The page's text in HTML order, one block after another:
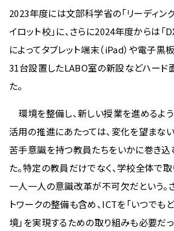
2023年度には文部科学省の「リーディン
イロット校」に、さらに2024年度からは「
によってタブレット端末（iPad）や電子黒
31台設置したLABO室の新設などハード
た。
環境を整備し、新しい授業を進めるよ
活用の推進にあたっては、変化を望まな
苦手意識を持つ教員たちをいかに巻き込
た。特定の教員だけでなく、学校全体で
一人一人の意識改革が不可欠だという。
トワークの整備も含め、ICTを「いつでも
境」を実現するための取り組みも必要だっ